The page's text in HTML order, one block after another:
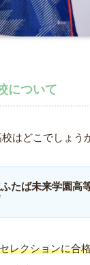
について
はどこでしょう
たば未来学園高
レクションに合